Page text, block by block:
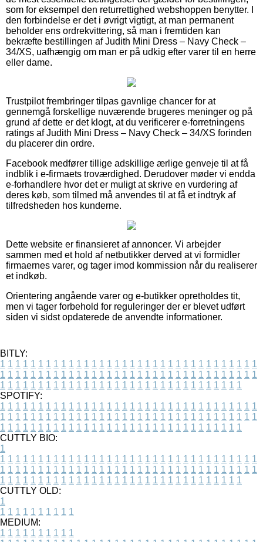
som for eksempel den returrettighed webshoppen benytter. I
den forbindelse er det i øvrigt vigtigt, at man permanent
beholder ens ordrekvittering, så man i fremtiden kan
bekræfte bestillingen af Judith Mini Dress – Navy Check –
34/XS, uafhængig om man er på udkig efter varer til en herre
eller dame.
Trustpilot frembringer tilpas gavnlige chancer for at
gennemgå forskellige nuværende brugeres meninger og på
grund af dette er det klogt, at du verificerer e-forretningens
ratings af Judith Mini Dress – Navy Check – 34/XS forinden
du placerer din ordre.
Facebook medfører tillige adskillige ærlige genveje til at få
indblik i e-firmaets troværdighed. Derudover møder vi endda
e-forhandlere hvor det er muligt at skrive en vurdering af
deres køb, som tilmed må anvendes til at få et indtryk af
tilfredsheden hos kunderne.
Dette website er finansieret af annoncer. Vi arbejder
sammen med et hold af netbutikker derved at vi formidler
firmaernes varer, og tager imod kommission når du realiserer
et indkøb.
Orientering angående varer og e-butikker opretholdes tit,
men vi tager forbehold for reguleringer der er blevet udført
siden vi sidst opdaterede de anvendte informationer.
BITLY:
1 1 1 1 1 1 1 1 1 1 1 1 1 1 1 1 1 1 1 1 1 1 1 1 1 1 1 1 1 1 1 1 1 1
1 1 1 1 1 1 1 1 1 1 1 1 1 1 1 1 1 1 1 1 1 1 1 1 1 1 1 1 1 1 1 1 1 1
1 1 1 1 1 1 1 1 1 1 1 1 1 1 1 1 1 1 1 1 1 1 1 1 1 1 1 1 1 1 1 1
SPOTIFY:
1 1 1 1 1 1 1 1 1 1 1 1 1 1 1 1 1 1 1 1 1 1 1 1 1 1 1 1 1 1 1 1 1 1
1 1 1 1 1 1 1 1 1 1 1 1 1 1 1 1 1 1 1 1 1 1 1 1 1 1 1 1 1 1 1 1 1 1
1 1 1 1 1 1 1 1 1 1 1 1 1 1 1 1 1 1 1 1 1 1 1 1 1 1 1 1 1 1 1 1
CUTTLY BIO:
1
1 1 1 1 1 1 1 1 1 1 1 1 1 1 1 1 1 1 1 1 1 1 1 1 1 1 1 1 1 1 1 1 1 1
1 1 1 1 1 1 1 1 1 1 1 1 1 1 1 1 1 1 1 1 1 1 1 1 1 1 1 1 1 1 1 1 1 1
1 1 1 1 1 1 1 1 1 1 1 1 1 1 1 1 1 1 1 1 1 1 1 1 1 1 1 1 1 1 1 1
CUTTLY OLD:
1
1 1 1 1 1 1 1 1 1 1
MEDIUM:
1 1 1 1 1 1 1 1 1 1